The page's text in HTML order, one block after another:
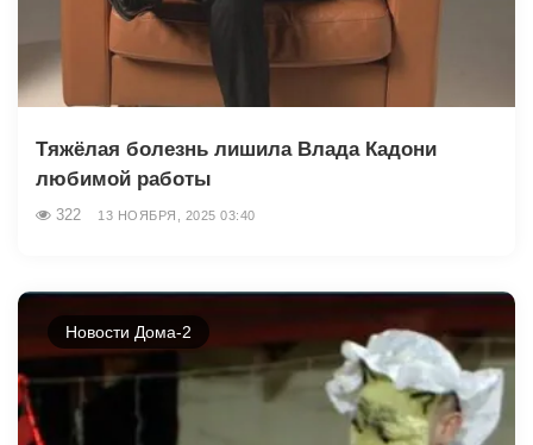
Тяжёлая болезнь лишила Влада Кадони
любимой работы
322 13 НОЯБРЯ, 2025 03:40
Новости Дома-2